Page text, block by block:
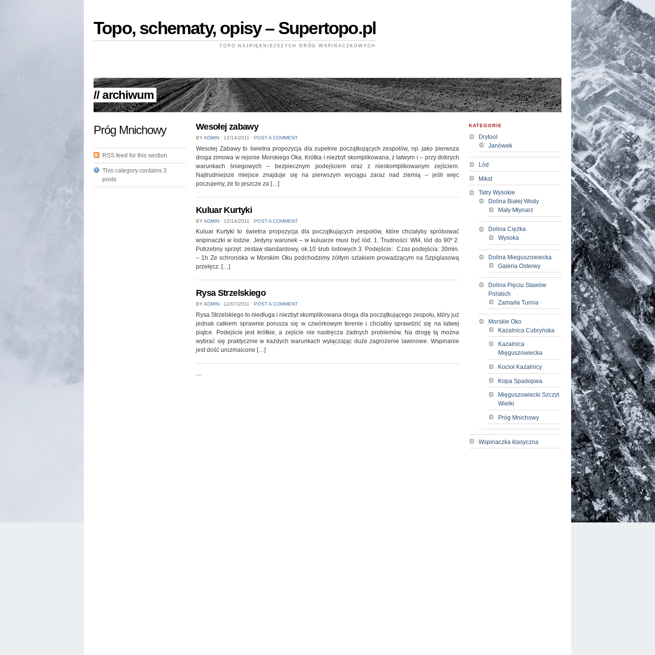
Topo, schematy, opisy – Supertopo.pl
TOPO NAJPIĘKNIEJSZYCH DRÓG WSPINACZKOWYCH
// archiwum
Próg Mnichowy
RSS feed for this section
This category contains 3
posts
Wesołej zabawy
BYADMIN ⋅ 12/14/2011 ⋅ POST A COMMENT
Wesołej Zabawy to świetna propozycja dla zupełnie początkujących zespołów, np. jako pierwsza
droga zimowa w rejonie Morskiego Oka. Krótka i niezbyt skomplikowana, z łatwym i – przy dobrych
warunkach śniegowych – bezpiecznym podejściem oraz z nieskomplikowanym zejściem.
Najtrudniejsze miejsce znajduje się na pierwszym wyciągu zaraz nad ziemią – jeśli więc
poczujemy, że to jeszcze za […]
Kuluar Kurtyki
BYADMIN ⋅ 12/14/2011 ⋅ POST A COMMENT
Kuluar Kurtyki to świetna propozycja dla początkujących zespołów, które chciałyby spróbować
wspinaczki w lodzie. Jedyny warunek – w kuluarze musi być lód. 1. Trudności: WI4, lód do 90º 2.
Potrzebny sprzęt: zestaw standardowy, ok.10 śrub lodowych 3. Podejście: Czas podejścia: 30min.
– 1h Ze schroniska w Morskim Oku podchodzimy żółtym szlakiem prowadzącym na Szpiglasową
przełęcz. […]
Rysa Strzelskiego
BYADMIN ⋅ 12/07/2011 ⋅ POST A COMMENT
Rysa Strzelskiego to niedługa i niezbyt skomplikowana droga dla początkującego zespołu, który już
jednak całkiem sprawnie porusza się w czwórkowym terenie i chciałby sprawdzić się na łatwej
piątce. Podejście jest krótkie, a zejście nie nastręcza żadnych problemów. Na drogę tą można
wybrać się praktycznie w każdych warunkach wyłączając duże zagrożenie lawinowe. Wspinanie
jest dość urozmaicone […]
—
KATEGORIE
Drytool
Janówek
Lód
Mikst
Tatry Wysokie
Dolina Białej Wody
Mały Młynarz
Dolina Ciężka
Wysoka
Dolina Mieguszowiecka
Galeria Osterwy
Dolina Pięciu Stawów
Polskich
Zamarła Turnia
Morskie Oko
Kazalnica Cubryńska
Kazalnica
Mięguszowiecka
Kocioł Kazalnicy
Kopa Spadopwa
Mięguszowiecki Szczyt
Wielki
Próg Mnichowy
Wspinaczka klasyczna